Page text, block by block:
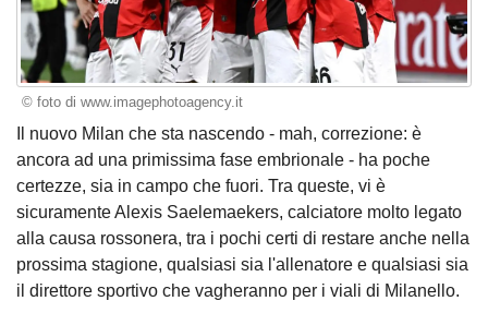
© foto di www.imagephotoagency.it
Il nuovo Milan che sta nascendo - mah, correzione: è
ancora ad una primissima fase embrionale - ha poche
certezze, sia in campo che fuori. Tra queste, vi è
sicuramente Alexis Saelemaekers, calciatore molto legato
alla causa rossonera, tra i pochi certi di restare anche nella
prossima stagione, qualsiasi sia l'allenatore e qualsiasi sia
il direttore sportivo che vagheranno per i viali di Milanello.